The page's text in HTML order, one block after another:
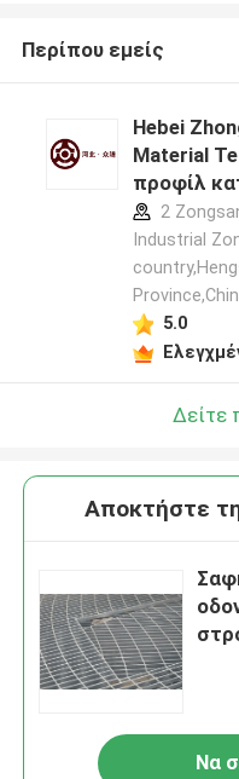
Περίπου εμείς
Hebei
Material
προφίλ
2
Industrial
5.0
Δείτε
Αποκτήστε
Να